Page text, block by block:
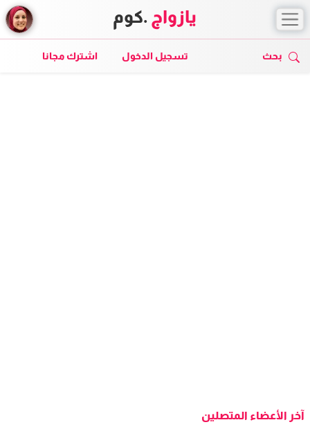
يازواج .كوم
بحث تسجيل الدخول اشترك مجانا
آخر الأعضاء المتصلين